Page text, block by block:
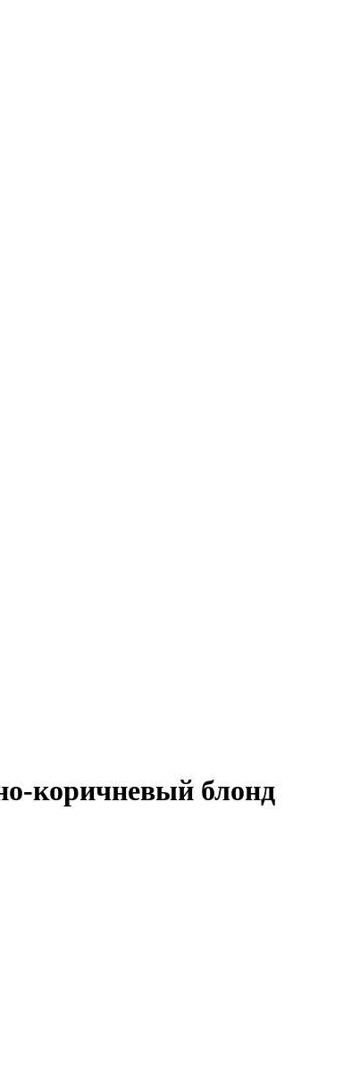
коричневый блонд